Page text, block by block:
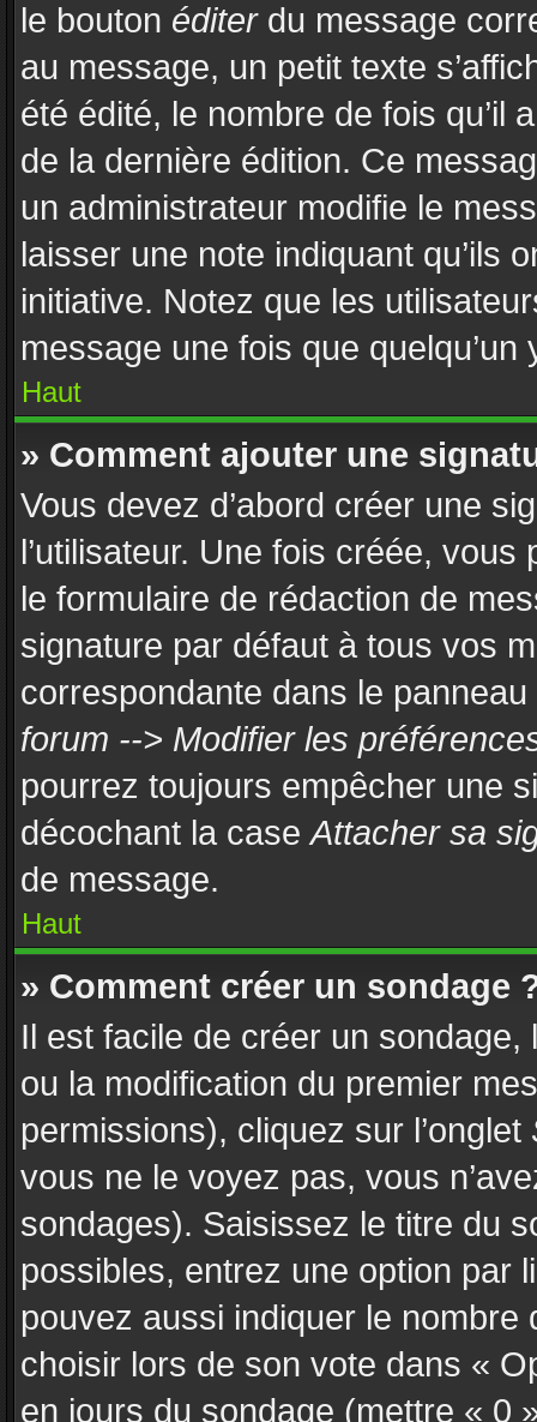
le bouton éditerdu message
au message, un petit texte
été édité, le nombre de fois qu’il
de la dernière édition. Ce
un administrateur modifie le
laisser une note indiquant qu’ils
initiative. Notez que les
message une fois que quelqu’un
Haut
» Comment ajouter une
Vous devez d’abord créer une
l’utilisateur. Une fois créée,
le formulaire de rédaction de
signature par défaut à tous vos
correspondante dans le
forum --> Modifier les
pourrez toujours empêcher une
décochant la caseAttacher sa
de message.
Haut
» Comment créer un sondage
Il est facile de créer un sondage,
ou la modification du premier
permissions), cliquez sur l’onglet
vous ne le voyez pas, vous
sondages). Saisissez le titre du
possibles, entrez une option par
pouvez aussi indiquer le nombre
choisir lors de son vote dans «
en jours du sondage (mettre « 0